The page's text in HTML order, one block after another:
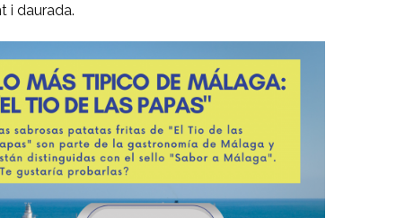
i daurada.